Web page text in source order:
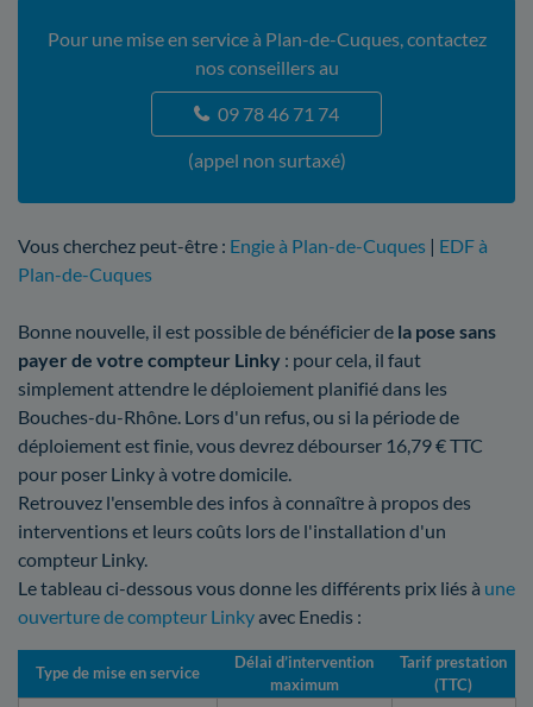
Pour une mise en service à Plan-de-Cuques, contactez
nos conseillers au
09 78 46 71 74
(appel non surtaxé)
Vous cherchez peut-être : Engie à Plan-de-Cuques | EDF à
Plan-de-Cuques
Bonne nouvelle, il est possible de bénéficier de la pose sans
payer de votre compteur Linky : pour cela, il faut
simplement attendre le déploiement planifié dans les
Bouches-du-Rhône. Lors d'un refus, ou si la période de
déploiement est finie, vous devrez débourser 16,79 € TTC
pour poser Linky à votre domicile.
Retrouvez l'ensemble des infos à connaître à propos des
interventions et leurs coûts lors de l'installation d'un
compteur Linky.
Le tableau ci-dessous vous donne les différents prix liés à une
ouverture de compteur Linkyavec Enedis :
Type de mise en service
Délai d’intervention
maximum
Tarif prestation
(TTC)